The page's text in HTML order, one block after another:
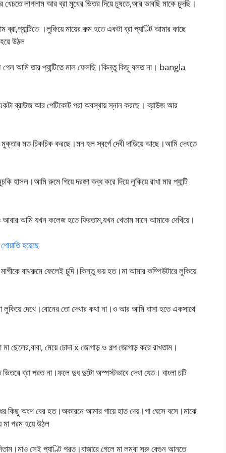
লাগলাম আর ব্রা মুখের ভিতর দিয়ে চুষতে,আর ভাবছি মাকে চুদছি।
।লুকিয়ে মায়ের রুম হতে একটা ব্রা প্যাণ্টি আমার কাছে
উঠল
গেল আমি তার প্যান্টিতে মাল ফেলছি।কিন্তু কিছু বলত না। bangla
ব্রাউজ আর পেটিকোট পরা অবস্থায় স্নান করছে। ব্রাউজ আর
মত চিকচিক করছে।মন হল স্বর্গে দেবী দাড়িয়ে আছে।আমি দেখতে
হাসল।আমি রুমে গিয়ে দরজা বন্ধ করে দিয়ে লুকিয়ে রাখা মার প্যান্টি
আমি যখন কলেজ হতে ফিরতাম,যখন খেতাম মানে আমাকে দেখিয়ে।
হয়েছে
বাথরুমে ফেলেই চুদি।কিন্তু ভয় হত।মা আমার কম্পিউটারে লুকিয়ে
লুকিয়ে দেখে।বোনের তো দেখার কথা না।ও আর আমি বাসা হতে একসাথে
মেয়ে চোদা x জোগাড় ও গল্প জোগাড় করে রাখতাম।
ব্রা পরত না।ফলে দুধ দুটো অস্পস্টভাবে দেখা যেত। বাংলা চটি
কিছু অংশ বের হত।অকারনে আমার গায়ে হাত দেয়।গা ঘেসে বসে।মাঝে
গরম হয়ে উঠল
সেই প্যাণ্টি পরত।বাজারে গেলে মা লম্বা সরু বেগুন আনতে